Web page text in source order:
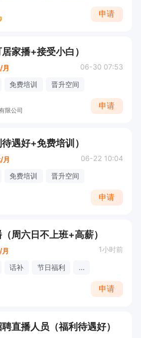
申请
家播+接受小白）
月 06-30 07:53
免费培训 晋升空间
限公司
申请
遇好+免费培训）
月 06-22 10:04
免费培训 晋升空间
申请
周六日不上班+高薪）
月 1小时前
话补 节日福利 ...
申请
直播人员（福利待遇好）